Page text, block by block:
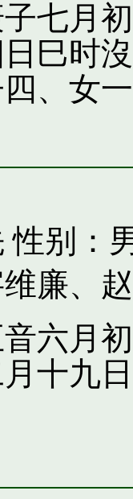
七月
巳时
、女
性别：
廉、
六月
十九